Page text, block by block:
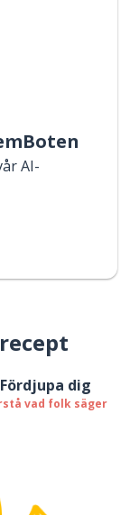
AI-
Fördjupa dig
vad folk säger